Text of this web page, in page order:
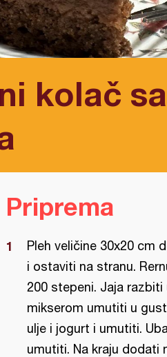
kolač
Priprema
Pleh veličine 30x20 cm
i ostaviti na stranu.
200 stepeni. Jaja
mikserom umutiti u
ulje i jogurt i umutiti.
umutiti. Na kraju dodati